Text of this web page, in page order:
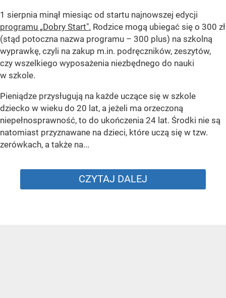
1 sierpnia minął miesiąc od startu najnowszej edycji
programu „Dobry Start". Rodzice mogą ubiegać się o 300 zł
(stąd potoczna nazwa programu – 300 plus) na szkolną
wyprawkę, czyli na zakup m.in. podręczników, zeszytów,
czy wszelkiego wyposażenia niezbędnego do nauki
w szkole.
Pieniądze przysługują na każde uczące się w szkole
dziecko w wieku do 20 lat, a jeżeli ma orzeczoną
niepełnosprawność, to do ukończenia 24 lat. Środki nie są
natomiast przyznawane na dzieci, które uczą się w tzw.
zerówkach, a także na...
CZYTAJ DALEJ